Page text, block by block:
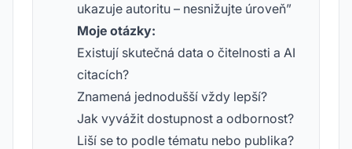
ukazuje autoritu – nesnižujte úroveň”
Moje otázky:
Existují skutečná data o čitelnosti a AI
citacích?
Znamená jednodušší vždy lepší?
Jak vyvážit dostupnost a odbornost?
Liší se to podle tématu nebo publika?